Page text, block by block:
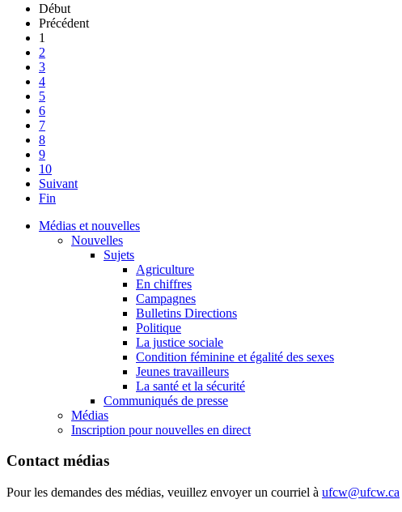
Début
Précédent
1
2
3
4
5
6
7
8
9
10
Suivant
Fin
Médias et nouvelles
Nouvelles
Sujets
Agriculture
En chiffres
Campagnes
Bulletins Directions
Politique
La justice sociale
Condition féminine et égalité des sexes
Jeunes travailleurs
La santé et la sécurité
Communiqués de presse
Médias
Inscription pour nouvelles en direct
Contact médias
Pour les demandes des médias, veuillez envoyer un courriel à ufcw@ufcw.ca